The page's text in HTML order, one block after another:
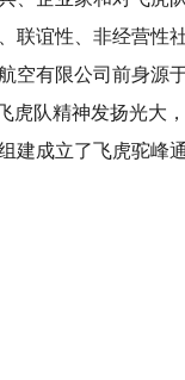
联谊性、非经营性
有限公司前身源
虎队精神发扬光大
建成立了飞虎驼峰通